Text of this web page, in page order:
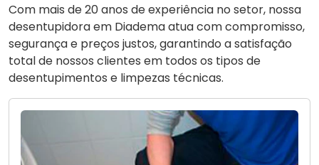
Com mais de 20 anos de experiência no setor, nossa
desentupidora em Diadema atua com compromisso,
segurança e preços justos, garantindo a satisfação
total de nossos clientes em todos os tipos de
desentupimentos e limpezas técnicas.